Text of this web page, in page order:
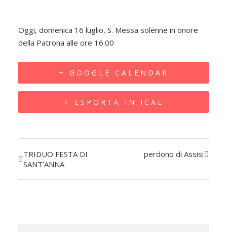
Oggi, domenica 16 luglio, S. Messa solenne in onore
della Patrona alle ore 16.00
+ GOOGLE CALENDAR
+ ESPORTA IN ICAL
Evento
Navigazione
TRIDUO FESTA DI
SANT’ANNA
perdono di Assisi